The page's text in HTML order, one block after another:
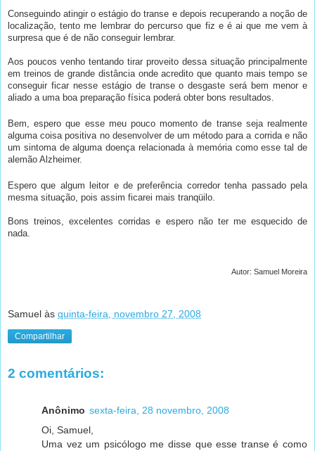
Conseguindo atingir o estágio do transe e depois recuperando a noção de
localização, tento me lembrar do percurso que fiz e é ai que me vem à
surpresa que é de não conseguir lembrar.
Aos poucos venho tentando tirar proveito dessa situação principalmente
em treinos de grande distância onde acredito que quanto mais tempo se
conseguir ficar nesse estágio de transe o desgaste será bem menor e
aliado a uma boa preparação física poderá obter bons resultados.
Bem, espero que esse meu pouco momento de transe seja realmente
alguma coisa positiva no desenvolver de um método para a corrida e não
um sintoma de alguma doença relacionada à memória como esse tal de
alemão Alzheimer.
Espero que algum leitor e de preferência corredor tenha passado pela
mesma situação, pois assim ficarei mais tranqüilo.
Bons treinos, excelentes corridas e espero não ter me esquecido de
nada.
Autor: Samuel Moreira
Samuel às quinta-feira, novembro 27, 2008
Compartilhar
2 comentários:
Anônimo sexta-feira, 28 novembro, 2008
Oi, Samuel,
Uma vez um psicólogo me disse que esse transe é como